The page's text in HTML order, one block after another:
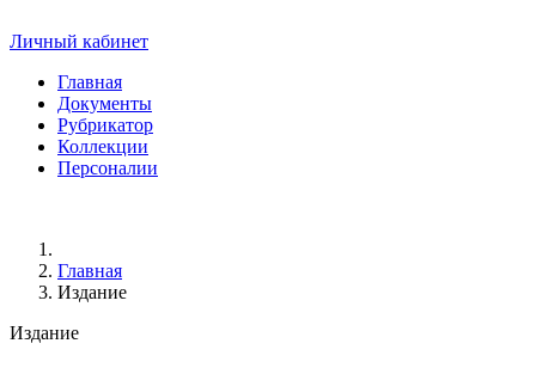
Личный кабинет
Главная
Документы
Рубрикатор
Коллекции
Персоналии
Главная
Издание
Издание